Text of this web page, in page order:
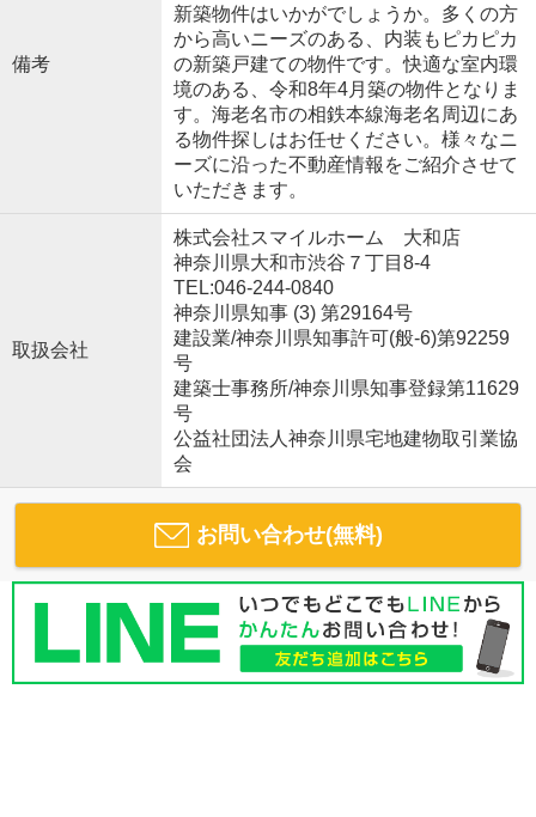
備考
新築物件はいかがでしょうか。多くの方
から高いニーズのある、内装もピカピカ
の新築戸建ての物件です。快適な室内環
境のある、令和8年4月築の物件となりま
す。海老名市の相鉄本線海老名周辺にあ
る物件探しはお任せください。様々なニ
ーズに沿った不動産情報をご紹介させて
いただきます。
取扱会社
株式会社スマイルホーム 大和店
神奈川県大和市渋谷７丁目8-4
TEL:046-244-0840
神奈川県知事 (3) 第29164号
建設業/神奈川県知事許可(般-6)第92259
号
建築士事務所/神奈川県知事登録第11629
号
公益社団法人神奈川県宅地建物取引業協
会
お問い合わせ(無料)